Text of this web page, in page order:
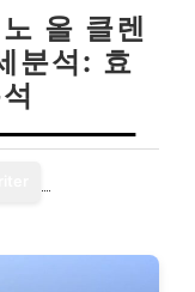
올 클렌
분석: 효